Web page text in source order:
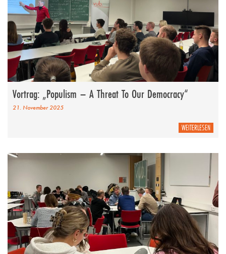
Vortrag: „Populism – A Threat To Our Democracy“
21. November 2025
WEITERLESEN